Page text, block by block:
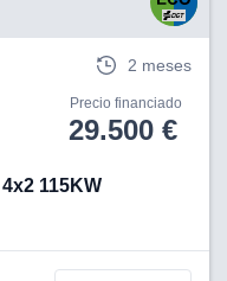
2 meses
Precio financiado
29.500 €
115KW